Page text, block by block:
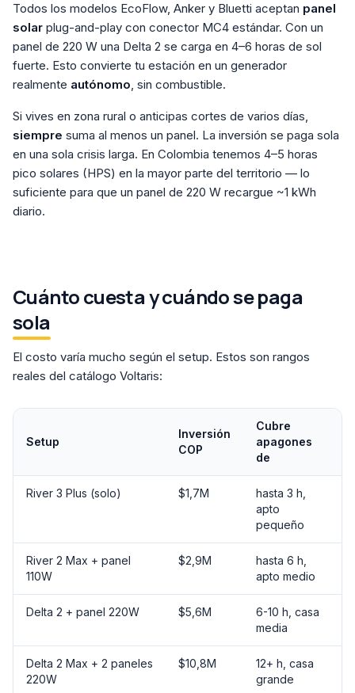
Todos los modelos EcoFlow, Anker y Bluetti aceptan panel
solar plug-and-play con conector MC4 estándar. Con un
panel de 220 W una Delta 2 se carga en 4–6 horas de sol
fuerte. Esto convierte tu estación en un generador
realmente autónomo, sin combustible.
Si vives en zona rural o anticipas cortes de varios días,
siempre suma al menos un panel. La inversión se paga sola
en una sola crisis larga. En Colombia tenemos 4–5 horas
pico solares (HPS) en la mayor parte del territorio — lo
suficiente para que un panel de 220 W recargue ~1 kWh
diario.
Cuánto cuesta y cuándo se paga
sola
El costo varía mucho según el setup. Estos son rangos
reales del catálogo Voltaris:
Setup
Inversión
COP
Cubre
apagones
de
River 3 Plus (solo) $1,7M
hasta 3 h,
apto
pequeño
River 2 Max + panel
110W
$2,9M
hasta 6 h,
apto medio
Delta 2 + panel 220W $5,6M
6-10 h, casa
media
Delta 2 Max + 2 paneles
220W
$10,8M
12+ h, casa
grande